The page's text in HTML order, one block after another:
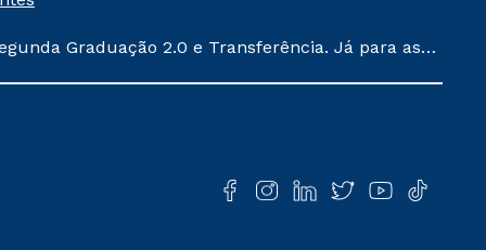
Graduação 2.0 e Transferência. Já para as